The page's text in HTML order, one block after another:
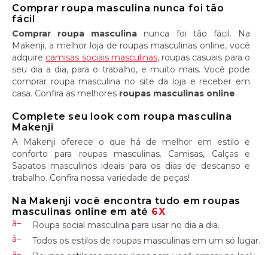
Comprar roupa masculina nunca foi tão
fácil
Comprar roupa masculina nunca foi tão fácil. Na
Makenji, a melhor loja de roupas masculinas online, você
adquire camisas sociais masculinas, roupas casuais para o
seu dia a dia, para o trabalho, e muito mais. Você pode
comprar roupa masculina no site da loja e receber em
casa. Confira as melhores roupas masculinas online.
Complete seu look com roupa masculina
Makenji
A Makenji oferece o que há de melhor em estilo e
conforto para roupas masculinas. Camisas, Calças e
Sapatos masculinos ideais para os dias de descanso e
trabalho. Confira nossa variedade de peças!
Na Makenji você encontra tudo em roupas
masculinas online em até 6X
Roupa social masculina para usar no dia a dia.
Todos os estilos de roupas masculinas em um só lugar.